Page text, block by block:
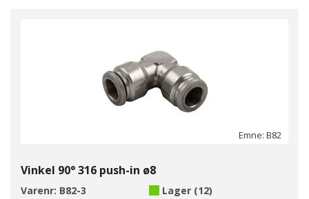
Emne: B82
Vinkel 90° 316 push-in ø8
Varenr: B82-3
Lager (12)